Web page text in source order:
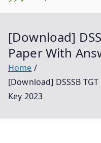
[Download]
Paper With
Home
[Download] DSSSB
Key 2023